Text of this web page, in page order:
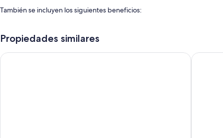
También se incluyen los siguientes beneficios:
fumadores
Propiedades similares
Norman's Hotel and Dining